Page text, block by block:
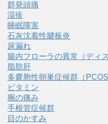
群発頭痛
湿疹
睡眠障害
石灰沈着性腱板炎
尿漏れ
腸内フローラの異常（ディ
脂肪肝
多嚢胞性卵巣症候群（
ビタミン
腕の痛み
手根管症候群
目のかすみ